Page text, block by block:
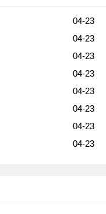
04-23
04-23
04-23
04-23
04-23
04-23
04-23
04-23